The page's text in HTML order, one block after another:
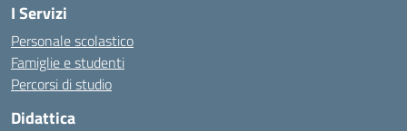
I Servizi
Personale scolastico
Famiglie e studenti
Percorsi di studio
Didattica